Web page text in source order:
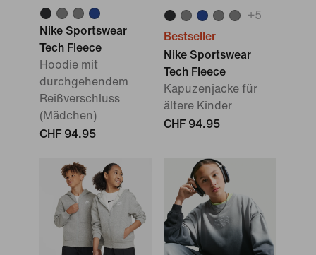
Nike Sportswear
Tech Fleece
Hoodie mit
durchgehendem
Reißverschluss
(Mädchen)
CHF 94.95
+5
Bestseller
Nike Sportswear
Tech Fleece
Kapuzenjacke für
ältere Kinder
CHF 94.95